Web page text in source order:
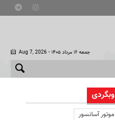
Aug 7, 2026 - جمعه ۱۶ مرداد ۱۴۰۵
وبگردی
موتور آسانسور